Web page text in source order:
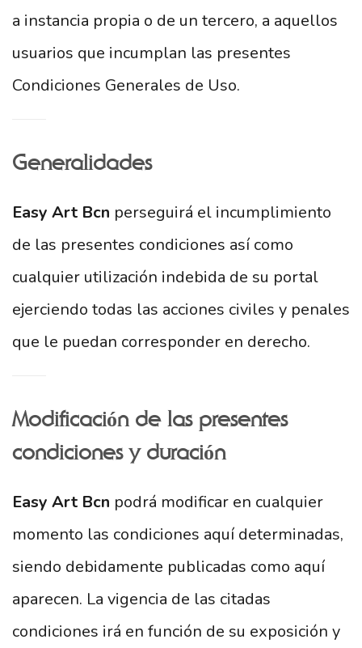
a instancia propia o de un tercero, a aquellos
usuarios que incumplan las presentes
Condiciones Generales de Uso.
Generalidades
Easy Art Bcn perseguirá el incumplimiento
de las presentes condiciones así como
cualquier utilización indebida de su portal
ejerciendo todas las acciones civiles y penales
que le puedan corresponder en derecho.
Modificación de las presentes
condiciones y duración
Easy Art Bcn podrá modificar en cualquier
momento las condiciones aquí determinadas,
siendo debidamente publicadas como aquí
aparecen. La vigencia de las citadas
condiciones irá en función de su exposición y